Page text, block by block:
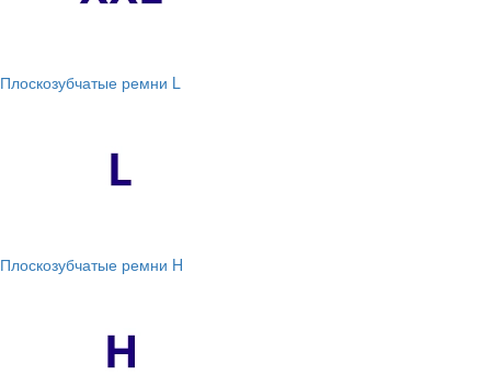
Плоскозубчатые ремни L
Плоскозубчатые ремни H